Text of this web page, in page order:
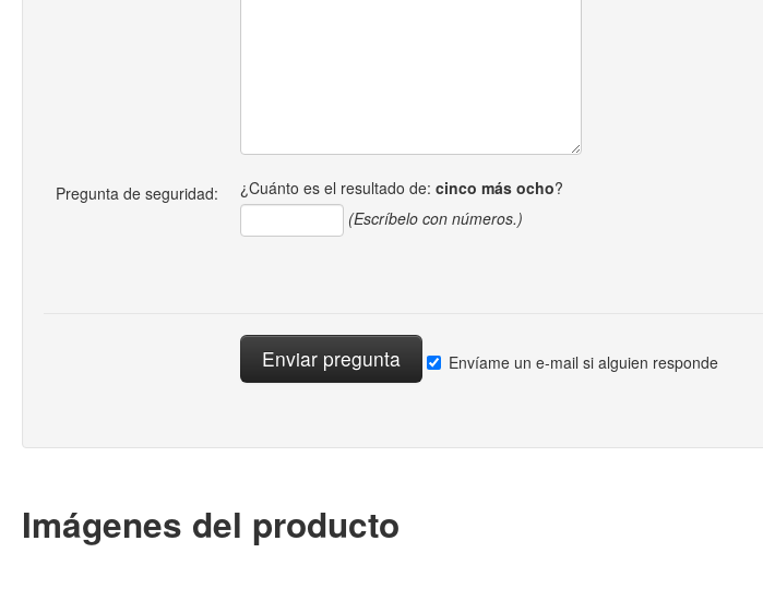
Pregunta de seguridad: ¿Cuánto es el resultado de: cinco más ocho?
(Escríbelo con números.)
Envíame un e-mail si alguien responde
Imágenes del producto